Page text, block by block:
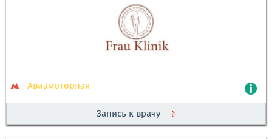
Авиамоторная
Запись к врачу